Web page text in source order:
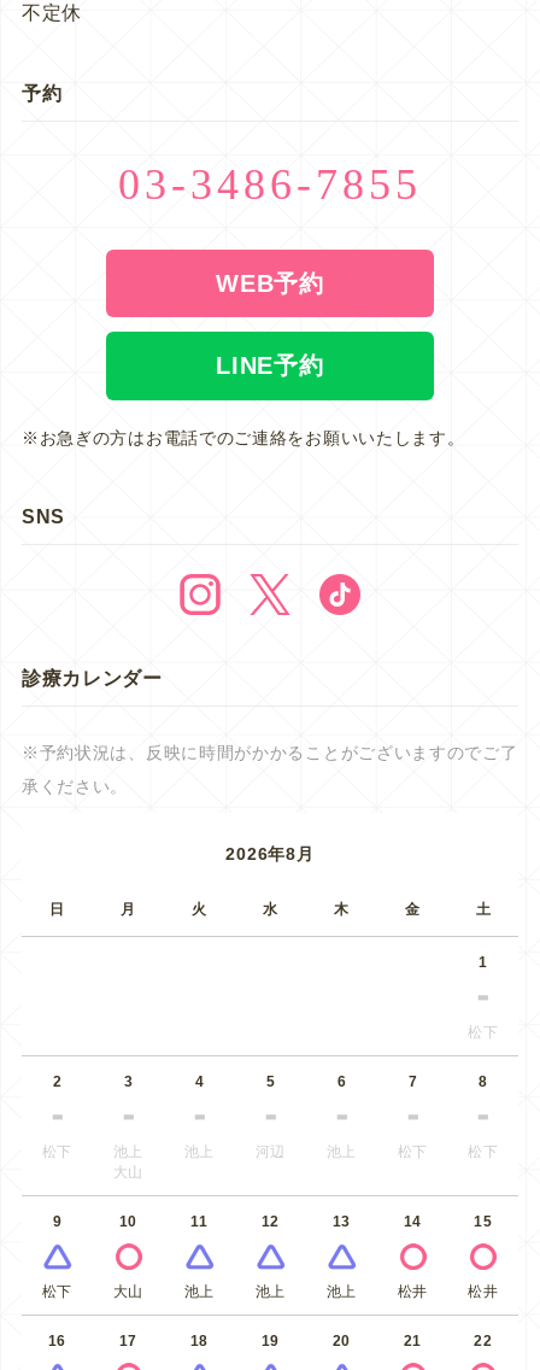
不定休
予約
03-3486-7855
WEB予約
LINE予約
※お急ぎの方はお電話でのご連絡をお願いいたします。
SNS
診療カレンダー
※予約状況は、反映に時間がかかることがございますのでご了
承ください。
2026年8月
日 月 火 水 木 金 土
1
松下
2
松下
3
池上
大山
4
池上
5
河辺
6
池上
7
松下
8
松下
9
松下
10
大山
11
池上
12
池上
13
池上
14
松井
15
松井
16 17 18 19 20 21 22